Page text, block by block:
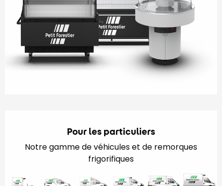
Pour les particuliers
Notre gamme de véhicules et de remorques
frigorifiques